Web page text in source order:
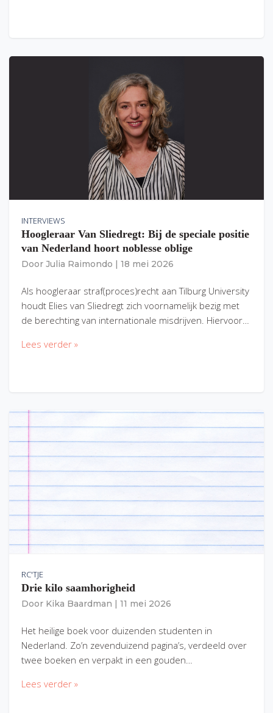
INTERVIEWS
Hoogleraar Van Sliedregt: Bij de speciale positie
van Nederland hoort noblesse oblige
Door Julia Raimondo 18 mei 2026
Als hoogleraar straf(proces)recht aan Tilburg University
houdt Elies van Sliedregt zich voornamelijk bezig met
de berechting van internationale misdrijven. Hiervoor…
Lees verder »
RC'TJE
Drie kilo saamhorigheid
Door Kika Baardman 11 mei 2026
Het heilige boek voor duizenden studenten in
Nederland. Zo’n zevenduizend pagina’s, verdeeld over
twee boeken en verpakt in een gouden…
Lees verder »